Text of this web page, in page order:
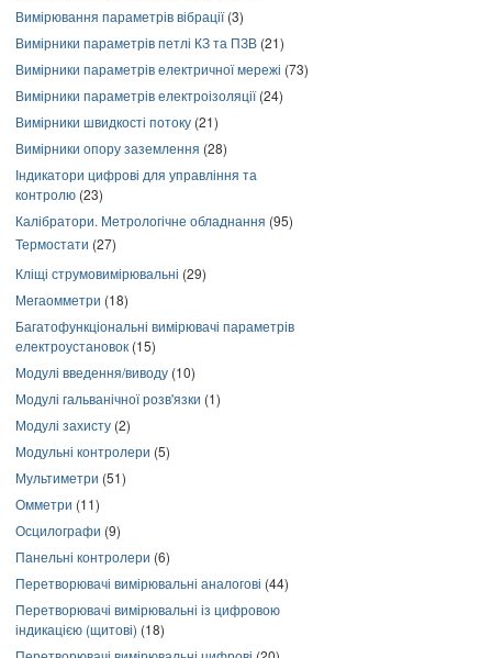
Вимірювання параметрів вібрації(3)
Вимірники параметрів петлі КЗ та ПЗВ (21)
Вимірники параметрів електричної мережі (73)
Вимірники параметрів електроізоляції(24)
Вимірники швидкості потоку (21)
Вимірники опору заземлення (28)
Індикатори цифрові для управління та
контролю (23)
Калібратори. Метрологічне обладнання (95)
Термостати (27)
Кліщі струмовимірювальні (29)
Мегаомметри (18)
Багатофункціональні вимірювачі параметрів
електроустановок (15)
Модулі введення/виводу (10)
Модулі гальванічної розв'язки (1)
Модулі захисту (2)
Модульні контролери (5)
Мультиметри (51)
Омметри (11)
Осцилографи (9)
Панельні контролери (6)
Перетворювачі вимірювальні аналогові (44)
Перетворювачі вимірювальні із цифровою
індикацією (щитові) (18)